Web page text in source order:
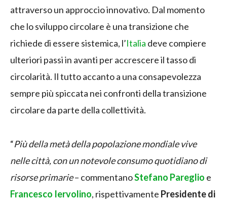
attraverso un approccio innovativo. Dal momento
che lo sviluppo circolare è una transizione che
richiede di essere sistemica, l’Italia deve compiere
ulteriori passi in avanti per accrescere il tasso di
circolarità. Il tutto accanto a una consapevolezza
sempre più spiccata nei confronti della transizione
circolare da parte della collettività.
“Più della metà della popolazione mondiale vive
nelle città, con un notevole consumo quotidiano di
risorse primarie– commentanoStefano Pareglio e
Francesco Iervolino, rispettivamente Presidente di